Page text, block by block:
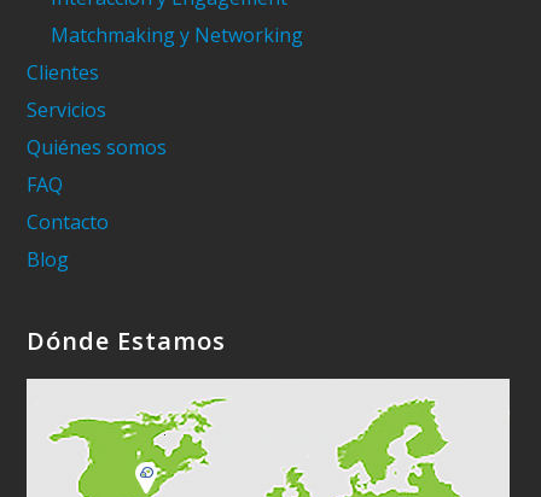
Matchmaking y Networking
Clientes
Servicios
Quiénes somos
FAQ
Contacto
Blog
Dónde Estamos